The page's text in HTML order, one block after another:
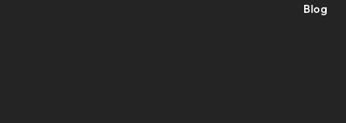
Blog